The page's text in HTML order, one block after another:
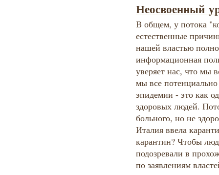
Неосвоенный
В общем, у потока
естественные
нашей властью
информационная
уверяет нас, что мы
мы все
эпидемии - это как
здоровых людей.
больного, но не
Италия ввела
карантин? Чтобы
подозревали в
по заявлениям